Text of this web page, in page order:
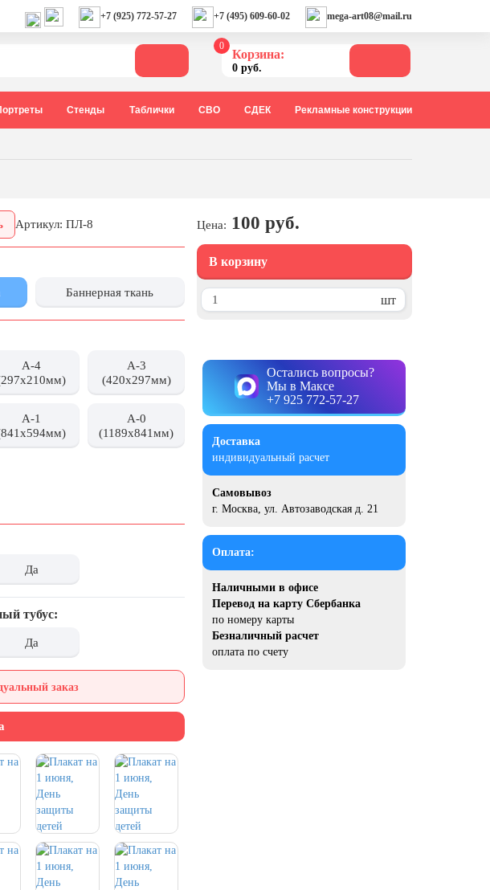
+7 (925) 772-57-27 +7 (495) 609-60-02 mega-art08@mail.ru
0
Корзина:
0 руб.
Стенды Таблички СВО СДЕК Рекламные конструкции
Артикул: ПЛ-8
Баннерная ткань
А-4
А-3
(420x297мм)
А-1
А-0
(1189x841мм)
Да
тубус:
Да
заказ
Цена: 100 руб.
В корзину
шт
Остались вопросы?
Мы в Максе
+7 925 772-57-27
Доставка
индивидуальный расчет
Самовывоз
г. Москва, ул. Автозаводская д. 21
Оплата:
Наличными в офисе
Перевод на карту Сбербанка
по номеру карты
Безналичный расчет
оплата по счету